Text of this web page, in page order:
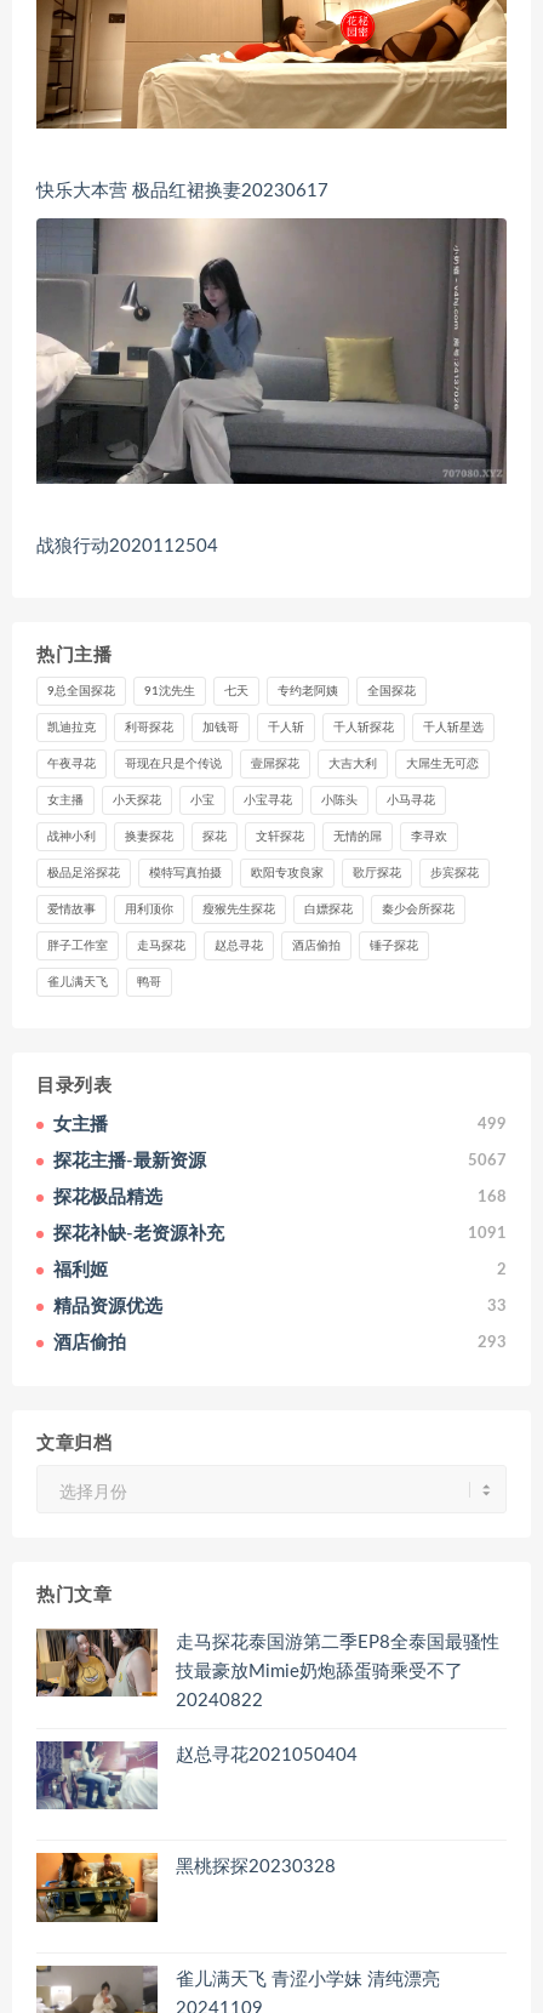
快乐大本营 极品红裙换妻20230617
战狼行动2020112504
热门主播
9总全国探花 91沈先生 七天 专约老阿姨 全国探花
凯迪拉克 利哥探花 加钱哥 千人斩 千人斩探花 千人斩星选
午夜寻花 哥现在只是个传说 壹屌探花 大吉大利 大屌生无可恋
女主播 小天探花 小宝 小宝寻花 小陈头 小马寻花
战神小利 换妻探花 探花 文轩探花 无情的屌 李寻欢
极品足浴探花 模特写真拍摄 欧阳专攻良家 歌厅探花 步宾探花
爱情故事 用利顶你 瘦猴先生探花 白嫖探花 秦少会所探花
胖子工作室 走马探花 赵总寻花 酒店偷拍 锤子探花
雀儿满天飞 鸭哥
目录列表
女主播 499
探花主播-最新资源 5067
探花极品精选 168
探花补缺-老资源补充 1091
福利姬 2
精品资源优选 33
酒店偷拍 293
文章归档
热门文章
走马探花泰国游第二季EP8全泰国最骚性
技最豪放Mimie奶炮舔蛋骑乘受不了
20240822
赵总寻花2021050404
黑桃探探20230328
雀儿满天飞 青涩小学妹 清纯漂亮
20241109